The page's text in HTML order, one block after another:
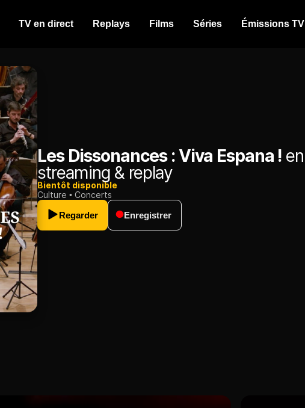
TV en direct Replays Films Séries Émissions TV
Les Dissonances : Viva Espana ! en
streaming & replay
Bientôt disponible
Culture
Concerts
Regarder
Enregistrer